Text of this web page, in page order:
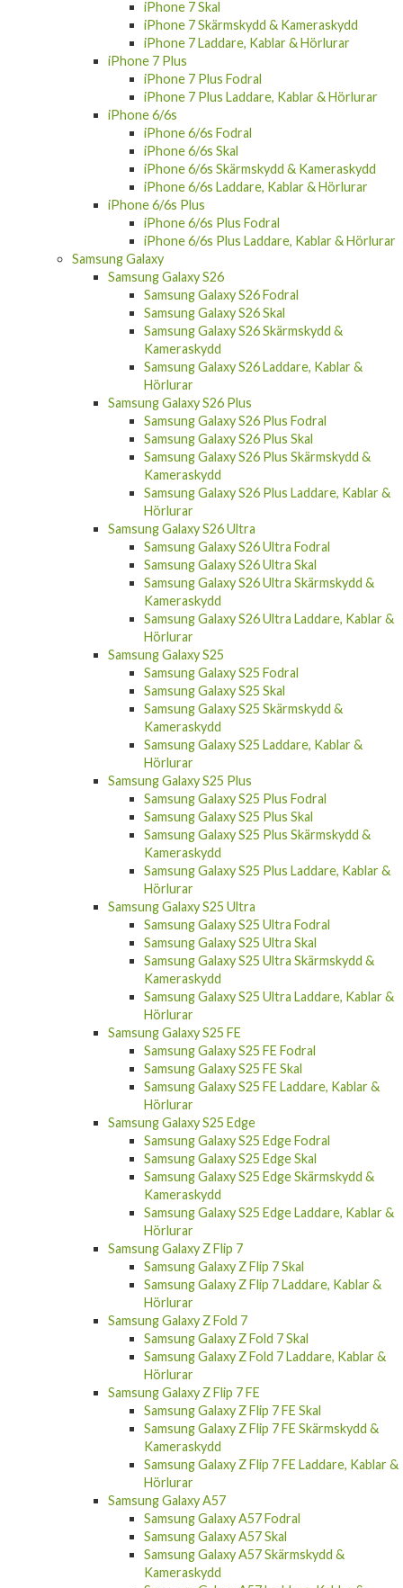
iPhone 8 Plus Fodral
iPhone 8 Plus Laddare, Kablar & Hörlurar
iPhone 7
iPhone 7 Fodral
iPhone 7 Skal
iPhone 7 Skärmskydd & Kameraskydd
iPhone 7 Laddare, Kablar & Hörlurar
iPhone 7 Plus
iPhone 7 Plus Fodral
iPhone 7 Plus Laddare, Kablar & Hörlurar
iPhone 6/6s
iPhone 6/6s Fodral
iPhone 6/6s Skal
iPhone 6/6s Skärmskydd & Kameraskydd
iPhone 6/6s Laddare, Kablar & Hörlurar
iPhone 6/6s Plus
iPhone 6/6s Plus Fodral
iPhone 6/6s Plus Laddare, Kablar & Hörlurar
Samsung Galaxy
Samsung Galaxy S26
Samsung Galaxy S26 Fodral
Samsung Galaxy S26 Skal
Samsung Galaxy S26 Skärmskydd &
Kameraskydd
Samsung Galaxy S26 Laddare, Kablar &
Hörlurar
Samsung Galaxy S26 Plus
Samsung Galaxy S26 Plus Fodral
Samsung Galaxy S26 Plus Skal
Samsung Galaxy S26 Plus Skärmskydd &
Kameraskydd
Samsung Galaxy S26 Plus Laddare, Kablar &
Hörlurar
Samsung Galaxy S26 Ultra
Samsung Galaxy S26 Ultra Fodral
Samsung Galaxy S26 Ultra Skal
Samsung Galaxy S26 Ultra Skärmskydd &
Kameraskydd
Samsung Galaxy S26 Ultra Laddare, Kablar &
Hörlurar
Samsung Galaxy S25
Samsung Galaxy S25 Fodral
Samsung Galaxy S25 Skal
Samsung Galaxy S25 Skärmskydd &
Kameraskydd
Samsung Galaxy S25 Laddare, Kablar &
Hörlurar
Samsung Galaxy S25 Plus
Samsung Galaxy S25 Plus Fodral
Samsung Galaxy S25 Plus Skal
Samsung Galaxy S25 Plus Skärmskydd &
Kameraskydd
Samsung Galaxy S25 Plus Laddare, Kablar &
Hörlurar
Samsung Galaxy S25 Ultra
Samsung Galaxy S25 Ultra Fodral
Samsung Galaxy S25 Ultra Skal
Samsung Galaxy S25 Ultra Skärmskydd &
Kameraskydd
Samsung Galaxy S25 Ultra Laddare, Kablar &
Hörlurar
Samsung Galaxy S25 FE
Samsung Galaxy S25 FE Fodral
Samsung Galaxy S25 FE Skal
Samsung Galaxy S25 FE Laddare, Kablar &
Hörlurar
Samsung Galaxy S25 Edge
Samsung Galaxy S25 Edge Fodral
Samsung Galaxy S25 Edge Skal
Samsung Galaxy S25 Edge Skärmskydd &
Kameraskydd
Samsung Galaxy S25 Edge Laddare, Kablar &
Hörlurar
Samsung Galaxy Z Flip 7
Samsung Galaxy Z Flip 7 Skal
Samsung Galaxy Z Flip 7 Laddare, Kablar &
Hörlurar
Samsung Galaxy Z Fold 7
Samsung Galaxy Z Fold 7 Skal
Samsung Galaxy Z Fold 7 Laddare, Kablar &
Hörlurar
Samsung Galaxy Z Flip 7 FE
Samsung Galaxy Z Flip 7 FE Skal
Samsung Galaxy Z Flip 7 FE Skärmskydd &
Kameraskydd
Samsung Galaxy Z Flip 7 FE Laddare, Kablar &
Hörlurar
Samsung Galaxy A57